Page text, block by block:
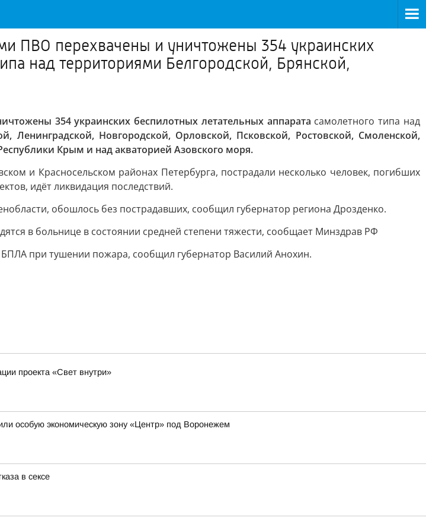
ПВО перехвачены и уничтожены 354 украинских
над территориями Белгородской, Брянской,
354 украинских беспилотных летательных аппарата самолетного типа над
Ленинградской, Новгородской, Орловской, Псковской, Ростовской, Смоленской,
Крым и над акваторией Азовского моря.
и Красносельском районах Петербурга, пострадали несколько человек, погибших
идёт ликвидация последствий.
обошлось без пострадавших, сообщил губернатор региона Дрозденко.
в больнице в состоянии средней степени тяжести, сообщает Минздрав РФ
при тушении пожара, сообщил губернатор Василий Анохин.
проекта «Свет внутри»
особую экономическую зону «Центр» под Воронежем
в сексе